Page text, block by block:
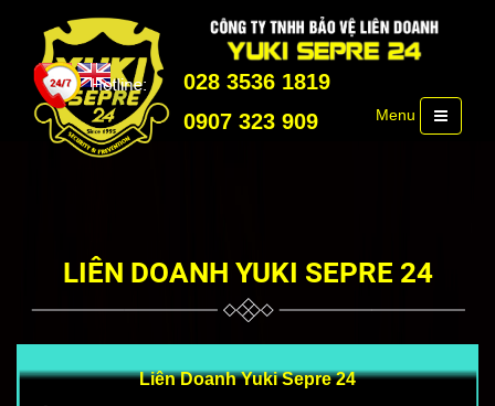
028 3536 1819
0907 323 909
Menu
LIÊN DOANH YUKI SEPRE 24
Liên Doanh Yuki Sepre 24